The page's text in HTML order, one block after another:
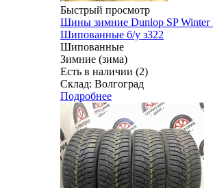
Быстрый просмотр
Шины зимние Dunlop SP Winter
Шипованные б/у з322
Шипованные
Зимние (зима)
Есть в наличии (2)
Склад: Волгоград
Подробнее